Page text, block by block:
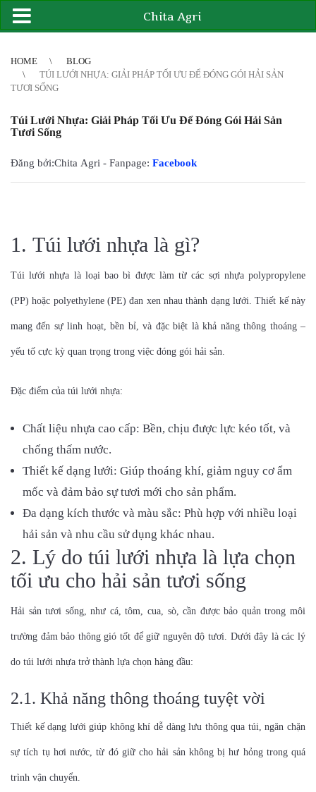
HOME
BLOG
TÚI LƯỚI NHỰA: GIẢI PHÁP TỐI ƯU ĐỂ ĐÓNG GÓI HẢI SẢN
TƯƠI SỐNG
Túi Lưới Nhựa: Giải Pháp Tối Ưu Để Đóng Gói Hải Sản
Tươi Sống
Đăng bởi:Chita Agri - Fanpage: Facebook
1. Túi lưới nhựa là gì?
Túi lưới nhựa là loại bao bì được làm từ các sợi nhựa polypropylene
(PP) hoặc polyethylene (PE) đan xen nhau thành dạng lưới. Thiết kế này
mang đến sự linh hoạt, bền bỉ, và đặc biệt là khả năng thông thoáng –
yếu tố cực kỳ quan trọng trong việc đóng gói hải sản.
Đặc điểm của túi lưới nhựa:
Chất liệu nhựa cao cấp: Bền, chịu được lực kéo tốt, và
chống thấm nước.
Thiết kế dạng lưới: Giúp thoáng khí, giảm nguy cơ ẩm
mốc và đảm bảo sự tươi mới cho sản phẩm.
Đa dạng kích thước và màu sắc: Phù hợp với nhiều loại
hải sản và nhu cầu sử dụng khác nhau.
2. Lý do túi lưới nhựa là lựa chọn
tối ưu cho hải sản tươi sống
Hải sản tươi sống, như cá, tôm, cua, sò, cần được bảo quản trong môi
trường đảm bảo thông gió tốt để giữ nguyên độ tươi. Dưới đây là các lý
do túi lưới nhựa trở thành lựa chọn hàng đầu:
2.1. Khả năng thông thoáng tuyệt vời
Thiết kế dạng lưới giúp không khí dễ dàng lưu thông qua túi, ngăn chặn
sự tích tụ hơi nước, từ đó giữ cho hải sản không bị hư hỏng trong quá
trình vận chuyển.
Chita Agri